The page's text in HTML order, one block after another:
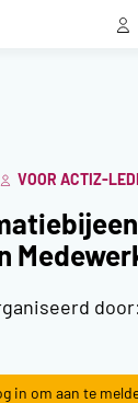
VOOR ACTIZ-
door:
in om aan te